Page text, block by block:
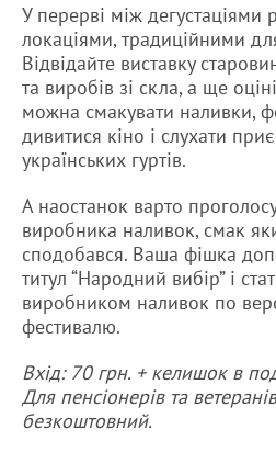
У перерві між дегустаціями
локаціями, традиційними
Відвідайте виставку
та виробів зі скла, а ще
можна смакувати наливки,
дивитися кіно і слухати
українських гуртів.
А наостанок варто
виробника наливок, смак
сподобався. Ваша фішка
титул “Народний вибір” і
виробником наливок по
фестивалю.
Вхід: 70 грн. + келишок в
Для пенсіонерів та
безкоштовний.